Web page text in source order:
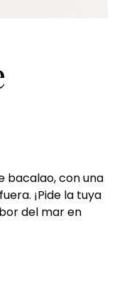
bacalao, con una
¡Pide la tuya
del mar en